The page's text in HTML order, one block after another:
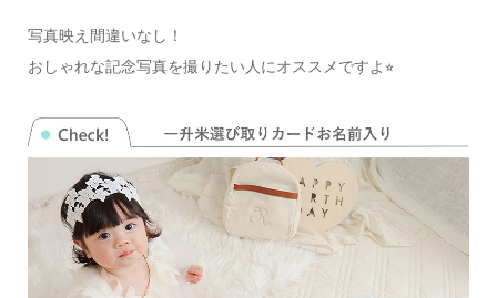
写真映え間違いなし！
おしゃれな記念写真を撮りたい人にオススメですよ⭐︎